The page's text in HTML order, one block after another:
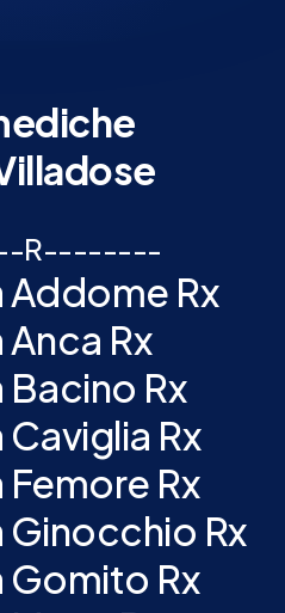
-R--------
Rx
Rx
Rx
Rx
Rx
Rx
Rx